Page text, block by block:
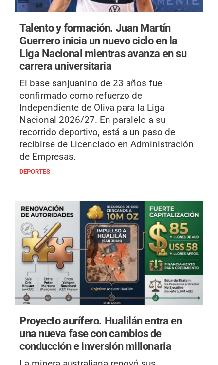
Talento y formación. Juan Martín
Guerrero inicia un nuevo ciclo en la
Liga Nacional mientras avanza en su
carrera universitaria
El base sanjuanino de 23 años fue
confirmado como refuerzo de
Independiente de Oliva para la Liga
Nacional 2026/27. En paralelo a su
recorrido deportivo, está a un paso de
recibirse de Licenciado en Administración
de Empresas.
DEPORTES
Proyecto aurífero. Hualilán entra en
una nueva fase con cambios de
conducción e inversión millonaria